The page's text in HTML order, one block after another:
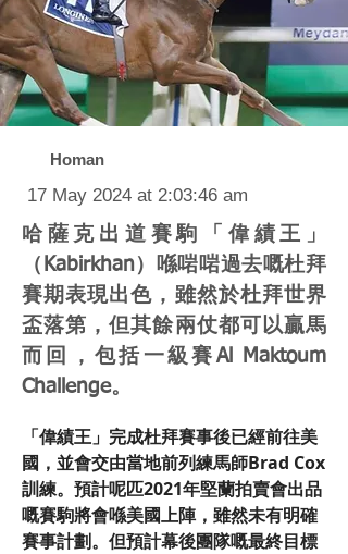
Homan
17 May 2024 at 2:03:46 am
哈薩克出道賽駒「偉績王」
（Kabirkhan）喺啱啱過去嘅杜拜
賽期表現出色，雖然於杜拜世界
盃落第，但其餘兩仗都可以贏馬
而回，包括一級賽Al Maktoum
Challenge。
「偉績王」完成杜拜賽事後已經前往美
國，並會交由當地前列練馬師Brad Cox
訓練。預計呢匹2021年堅蘭拍賣會出品
嘅賽駒將會喺美國上陣，雖然未有明確
賽事計劃。但預計幕後團隊嘅最終目標